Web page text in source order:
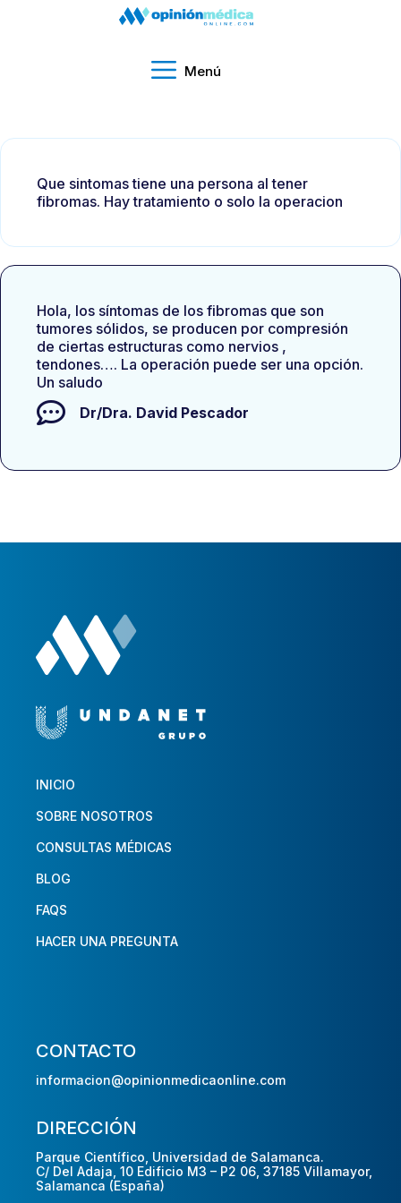
Menú
Que sintomas tiene una persona al tener
fibromas. Hay tratamiento o solo la operacion
Hola, los síntomas de los fibromas que son
tumores sólidos, se producen por compresión
de ciertas estructuras como nervios ,
tendones…. La operación puede ser una opción.
Un saludo
Dr/Dra. David Pescador
INICIO
SOBRE NOSOTROS
CONSULTAS MÉDICAS
BLOG
FAQS
HACER UNA PREGUNTA
CONTACTO
informacion@opinionmedicaonline.com
DIRECCIÓN
Parque Científico, Universidad de Salamanca.
C/ Del Adaja, 10 Edificio M3 – P2 06, 37185 Villamayor,
Salamanca (España)